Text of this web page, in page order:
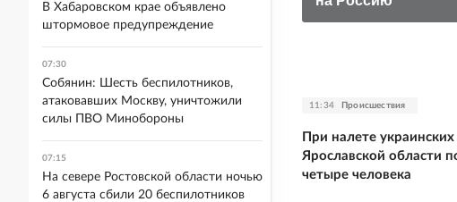
11:34 Происшествия
При налете
Ярославской области
четыре человека
В Хабаровском крае объявлено
штормовое предупреждение
07:30
Собянин: Шесть беспилотников,
атаковавших Москву, уничтожили
силы ПВО Минобороны
07:15
На севере Ростовской области ночью
6 августа сбили 20 беспилотников